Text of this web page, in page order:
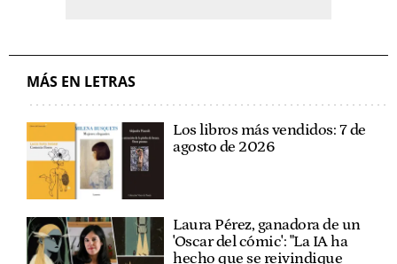
MÁS EN LETRAS
Los libros más vendidos: 7 de
agosto de 2026
Laura Pérez, ganadora de un
'Oscar del cómic': "La IA ha
hecho que se reivindique